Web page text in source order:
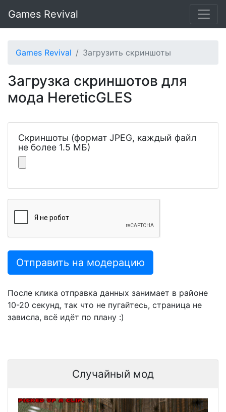
Games Revival
Games Revival Загрузить скриншоты
Загрузка скриншотов для
мода HereticGLES
Скриншоты (формат JPEG, каждый файл
не более 1.5 МБ)
Отправить на модерацию
После клика отправка данных занимает в районе
10-20 секунд, так что не пугайтесь, страница не
зависла, всё идёт по плану :)
Случайный мод